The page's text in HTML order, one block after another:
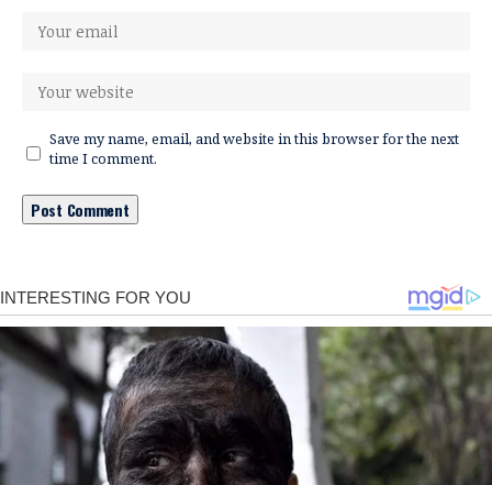
Save my name, email, and website in this browser for the next
time I comment.